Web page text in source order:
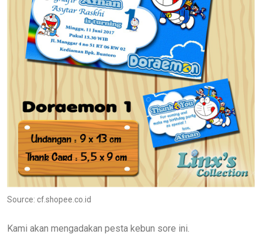
Source: cf.shopee.co.id
Kami akan mengadakan pesta kebun sore ini.